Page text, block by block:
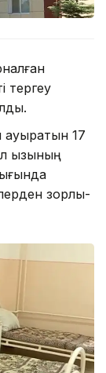
тергеу
17
қызының
зорлық-